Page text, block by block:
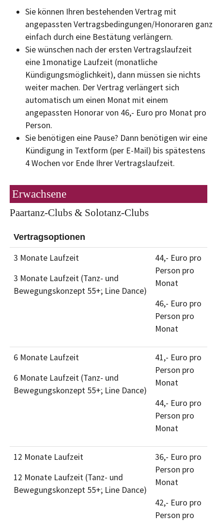
Sie können Ihren bestehenden Vertrag mit
angepassten Vertragsbedingungen/Honoraren ganz
einfach durch eine Bestätung verlängern.
Sie wünschen nach der ersten Vertragslaufzeit
eine 1monatige Laufzeit (monatliche
Kündigungsmöglichkeit), dann müssen sie nichts
weiter machen. Der Vertrag verlängert sich
automatisch um einen Monat mit einem
angepassten Honorar von 46,- Euro pro Monat pro
Person.
Sie benötigen eine Pause? Dann benötigen wir eine
Kündigung in Textform (per E-Mail) bis spätestens
4 Wochen vor Ende Ihrer Vertragslaufzeit.
Erwachsene
Paartanz-Clubs & Solotanz-Clubs
Vertragsoptionen
3 Monate Laufzeit
3 Monate Laufzeit (Tanz- und
Bewegungskonzept 55+; Line Dance)
44,- Euro pro
Person pro
Monat
46,- Euro pro
Person pro
Monat
6 Monate Laufzeit
6 Monate Laufzeit (Tanz- und
Bewegungskonzept 55+; Line Dance)
41,- Euro pro
Person pro
Monat
44,- Euro pro
Person pro
Monat
12 Monate Laufzeit
12 Monate Laufzeit (Tanz- und
Bewegungskonzept 55+; Line Dance)
36,- Euro pro
Person pro
Monat
42,- Euro pro
Person pro